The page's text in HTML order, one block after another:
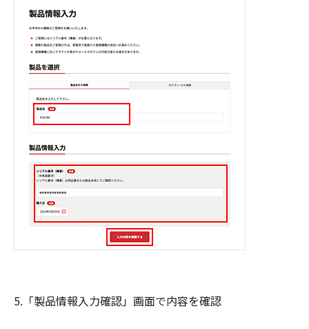
5.「製品情報入力確認」画面で内容を確認